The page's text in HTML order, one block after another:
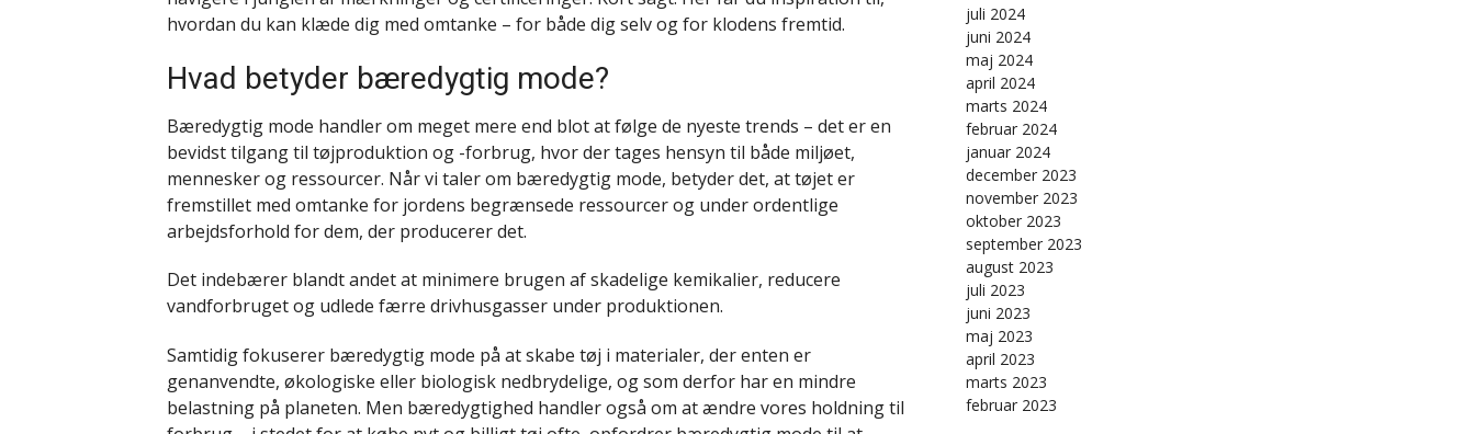
hvordan du kan klæde dig med omtanke – for både dig selv og for klodens fremtid.
Hvad betyder bæredygtig mode?
Bæredygtig mode handler om meget mere end blot at følge de nyeste trends – det er en
bevidst tilgang til tøjproduktion og -forbrug, hvor der tages hensyn til både miljøet,
mennesker og ressourcer. Når vi taler om bæredygtig mode, betyder det, at tøjet er
fremstillet med omtanke for jordens begrænsede ressourcer og under ordentlige
arbejdsforhold for dem, der producerer det.
Det indebærer blandt andet at minimere brugen af skadelige kemikalier, reducere
vandforbruget og udlede færre drivhusgasser under produktionen.
Samtidig fokuserer bæredygtig mode på at skabe tøj i materialer, der enten er
genanvendte, økologiske eller biologisk nedbrydelige, og som derfor har en mindre
belastning på planeten. Men bæredygtighed handler også om at ændre vores holdning til
juli 2024
juni 2024
maj 2024
april 2024
marts 2024
februar 2024
januar 2024
december 2023
november 2023
oktober 2023
september 2023
august 2023
juli 2023
juni 2023
maj 2023
april 2023
marts 2023
februar 2023